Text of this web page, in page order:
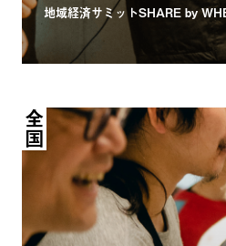
地域経済サミットSHARE by
全国